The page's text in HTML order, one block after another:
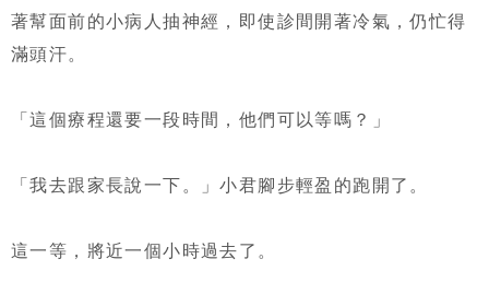
著幫面前的小病人抽神經，即使診間開著冷氣，仍忙得
滿頭汗。
「這個療程還要一段時間，他們可以等嗎？」
「我去跟家長說一下。」小君腳步輕盈的跑開了。
這一等，將近一個小時過去了。